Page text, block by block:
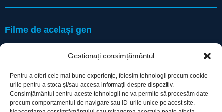
Gestionați consimțământul
Pentru a oferi cele mai bune experiențe, folosim tehnologii precum cookie-
urile pentru a stoca și/sau accesa informații despre dispozitiv.
Consimțământul pentru aceste tehnologii ne va permite să procesăm date
precum comportamentul de navigare sau ID-urile unice pe acest site.
Filme de același gen
Utile